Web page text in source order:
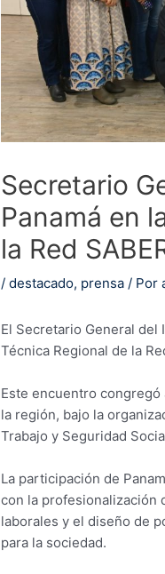
Secretario
Panamá en
la Red
/destacado, prensa / Por
El Secretario General del
Técnica Regional de la
Este encuentro
la región, bajo la
Trabajo y Seguridad
La participación de
con la profesionalización
laborales y el diseño de
para la sociedad.